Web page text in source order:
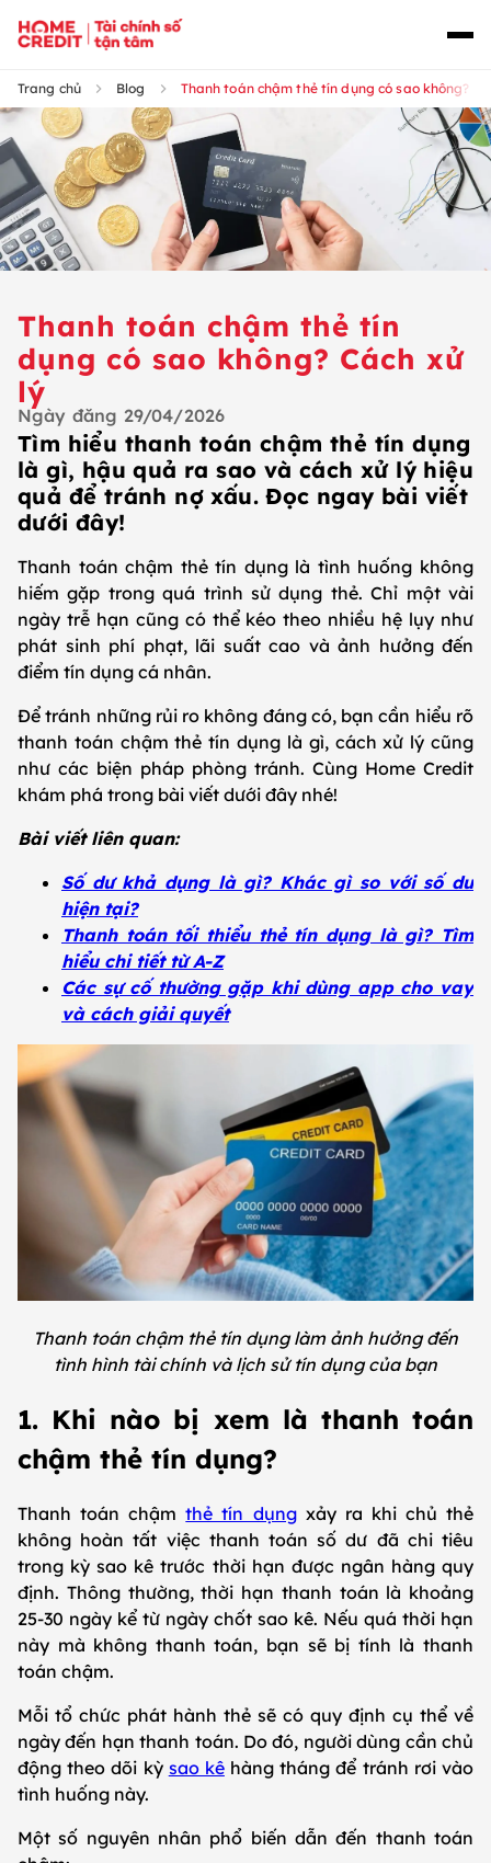
Trang chủ Blog Thanh toán chậm thẻ tín dụng có sao không?
Thanh toán chậm thẻ tín
dụng có sao không? Cách xử
lý
Ngày đăng 29/04/2026
Tìm hiểu thanh toán chậm thẻ tín dụng
là gì, hậu quả ra sao và cách xử lý hiệu
quả để tránh nợ xấu. Đọc ngay bài viết
dưới đây!
Thanh toán chậm thẻ tín dụng là tình huống không
hiếm gặp trong quá trình sử dụng thẻ. Chỉ một vài
ngày trễ hạn cũng có thể kéo theo nhiều hệ lụy như
phát sinh phí phạt, lãi suất cao và ảnh hưởng đến
điểm tín dụng cá nhân.
Để tránh những rủi ro không đáng có, bạn cần hiểu rõ
thanh toán chậm thẻ tín dụng là gì, cách xử lý cũng
như các biện pháp phòng tránh. Cùng Home Credit
khám phá trong bài viết dưới đây nhé!
Bài viết liên quan:
Số dư khả dụng là gì? Khác gì so với số dư
hiện tại?
Thanh toán tối thiểu thẻ tín dụng là gì? Tìm
hiểu chi tiết từ A-Z
Các sự cố thường gặp khi dùng app cho vay
và cách giải quyết
Thanh toán chậm thẻ tín dụng làm ảnh hưởng đến
tình hình tài chính và lịch sử tín dụng của bạn
1. Khi nào bị xem là thanh toán
chậm thẻ tín dụng?
Thanh toán chậmthẻ tín dụngxảy ra khi chủ thẻ
không hoàn tất việc thanh toán số dư đã chi tiêu
trong kỳ sao kê trước thời hạn được ngân hàng quy
định. Thông thường, thời hạn thanh toán là khoảng
25-30 ngày kể từ ngày chốt sao kê. Nếu quá thời hạn
này mà không thanh toán, bạn sẽ bị tính là thanh
toán chậm.
Mỗi tổ chức phát hành thẻ sẽ có quy định cụ thể về
ngày đến hạn thanh toán. Do đó, người dùng cần chủ
động theo dõi kỳ sao kêhàng tháng để tránh rơi vào
tình huống này.
Một số nguyên nhân phổ biến dẫn đến thanh toán